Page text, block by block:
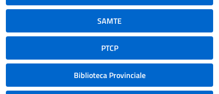
SAMTE
PTCP
Biblioteca Provinciale